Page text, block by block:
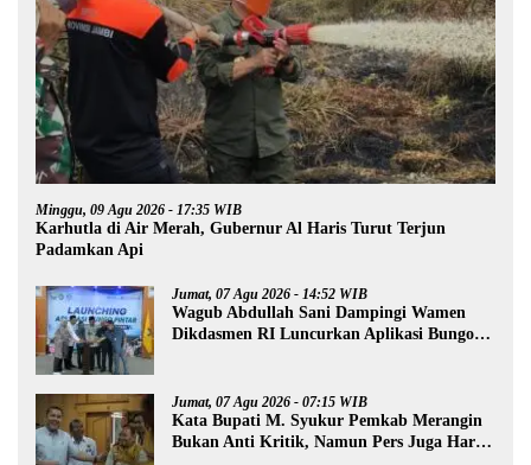
Minggu, 09 Agu 2026 - 17:35 WIB
Karhutla di Air Merah, Gubernur Al Haris Turut Terjun
Padamkan Api
Jumat, 07 Agu 2026 - 14:52 WIB
Wagub Abdullah Sani Dampingi Wamen
Dikdasmen RI Luncurkan Aplikasi Bungo
Jumat, 07 Agu 2026 - 07:15 WIB
Kata Bupati M. Syukur Pemkab Merangin
Bukan Anti Kritik, Namun Pers Juga Harus